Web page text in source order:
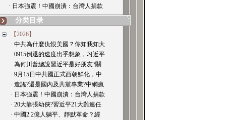
· 日本強震！中國崩潰：台灣人捐款
分类目录
【2026】
· 中共為什麼仇恨美國？你知我知大
· 0915倒退的速度出乎想象，习近平
· 為何川普總說習近平是好朋友?關
· 9月15日中共國正式西朝鮮化，中
· 造謠?還是國內及共黨專業?中網瘋
· 日本強震！中國崩潰：台灣人捐款
· 20大靠張幼俠?習近平21大難連任
· 中國2.2億人躺平、靜默革命？經